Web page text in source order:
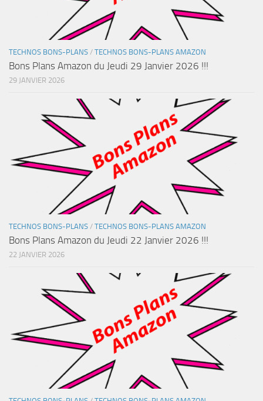
TECHNOS BONS-PLANS / TECHNOS BONS-PLANS AMAZON
Bons Plans Amazon du Jeudi 29 Janvier 2026 !!!
29 JANVIER 2026
TECHNOS BONS-PLANS / TECHNOS BONS-PLANS AMAZON
Bons Plans Amazon du Jeudi 22 Janvier 2026 !!!
22 JANVIER 2026